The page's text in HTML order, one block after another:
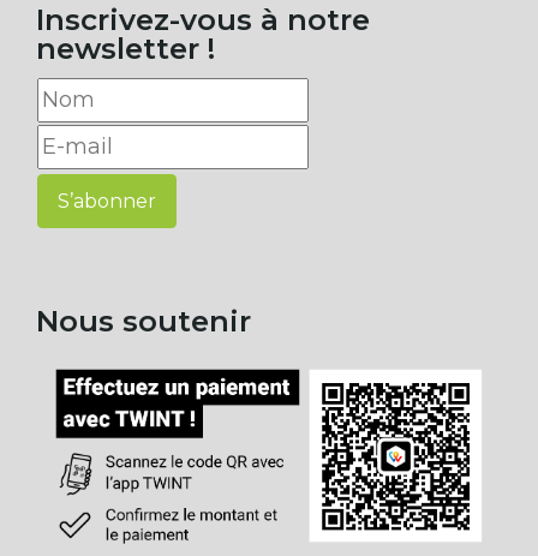
Inscrivez-vous à notre
newsletter !
S’abonner
Nous soutenir